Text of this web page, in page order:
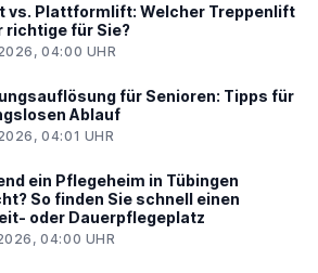
vs. Plattformlift: Welcher Treppenlift
richtige für Sie?
04:00 UHR
für Senioren: Tipps für
Ablauf
04:01 UHR
ein Pflegeheim in Tübingen
So finden Sie schnell einen
oder Dauerpflegeplatz
04:00 UHR